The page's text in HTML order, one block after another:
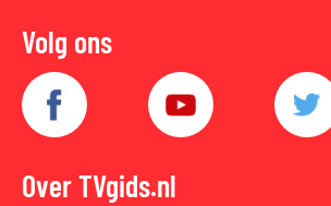
Volg ons
Over TVgids.nl